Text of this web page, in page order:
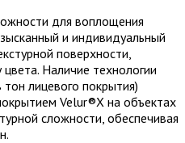
для воплощения
и индивидуальный
поверхности,
Наличие технологии
лицевого покрытия)
Velur®X на объектах
сложности, обеспечивая